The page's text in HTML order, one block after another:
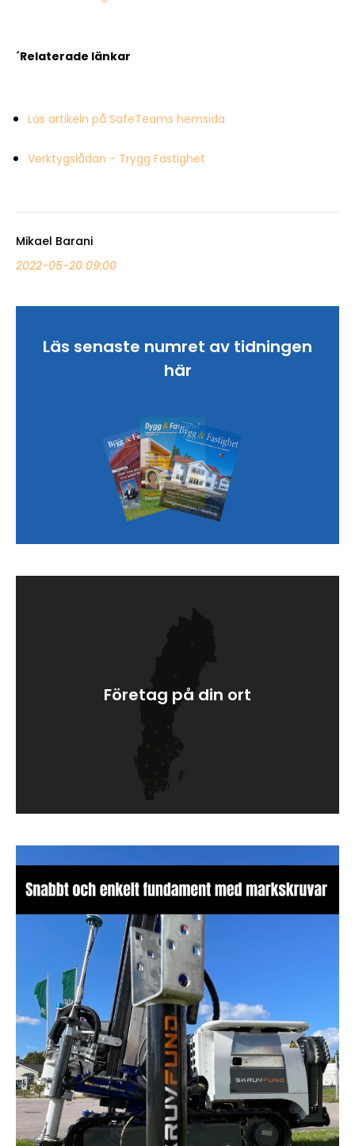
´Relaterade länkar
Läs artikeln på SafeTeams hemsida
Verktygslådan - Trygg Fastighet
Mikael Barani
2022-05-20 09:00
Läs senaste numret av tidningen
här
Företag på din ort